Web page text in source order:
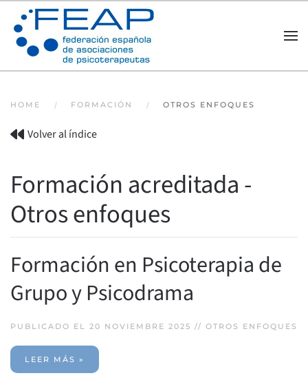
Skip to main content
HOME FORMACIÓN OTROS ENFOQUES
Volver al índice
Formación acreditada -
Otros enfoques
Formación en Psicoterapia de
Grupo y Psicodrama
PUBLICADO EL 20 NOVIEMBRE 2025 // OTROS ENFOQUES
LEER MÁS »